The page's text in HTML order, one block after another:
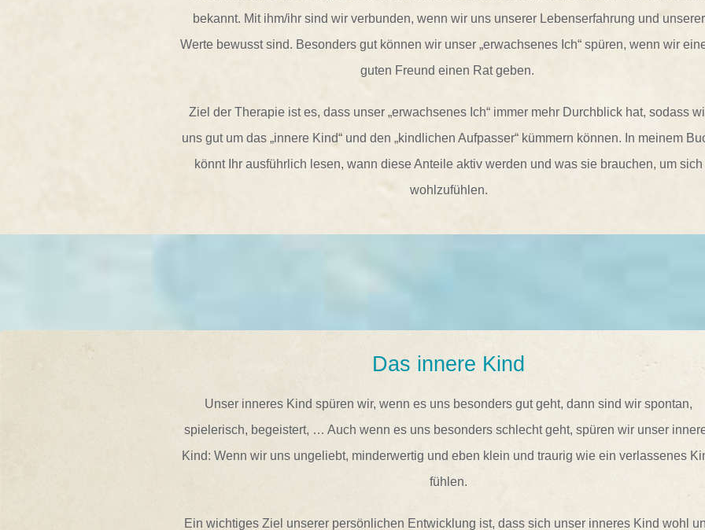
bekannt. Mit ihm/ihr sind wir verbunden, wenn wir uns unserer Lebenserfahrung und unserer
Werte bewusst sind. Besonders gut können wir unser „erwachsenes Ich“ spüren, wenn wir
guten Freund einen Rat geben.
Ziel der Therapie ist es, dass unser „erwachsenes Ich“ immer mehr Durchblick hat, sodass
uns gut um das „innere Kind“ und den „kindlichen Aufpasser“ kümmern können. In meinem
könnt Ihr ausführlich lesen, wann diese Anteile aktiv werden und was sie brauchen, um sich
wohlzufühlen.
Das innere Kind
Unser inneres Kind spüren wir, wenn es uns besonders gut geht, dann sind wir spontan,
spielerisch, begeistert, … Auch wenn es uns besonders schlecht geht, spüren wir unser
Kind: Wenn wir uns ungeliebt, minderwertig und eben klein und traurig wie ein verlassenes
fühlen.
Ein wichtiges Ziel unserer persönlichen Entwicklung ist, dass sich unser inneres Kind wohl